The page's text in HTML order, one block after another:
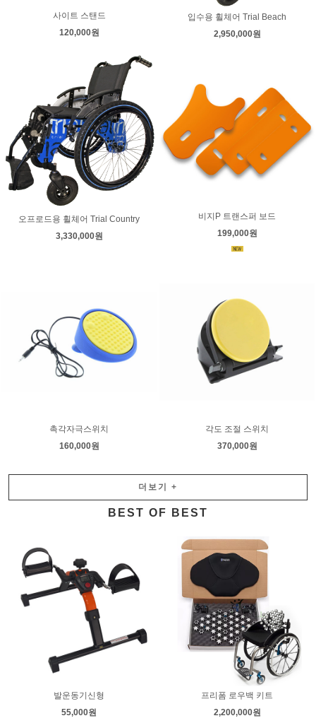
사이트 스탠드
120,000원
입수용 휠체어 Trial Beach
2,950,000원
오프로드용 휠체어 Trial Country
3,330,000원
비지P 트랜스퍼 보드
199,000원
촉각자극스위치
160,000원
각도 조절 스위치
370,000원
더보기 +
BEST OF BEST
발운동기신형
55,000원
프리폼 로우백 키트
2,200,000원